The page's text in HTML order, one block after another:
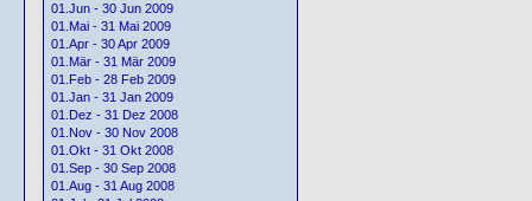
01.Jun - 30 Jun 2009
01.Mai - 31 Mai 2009
01.Apr - 30 Apr 2009
01.Mär - 31 Mär 2009
01.Feb - 28 Feb 2009
01.Jan - 31 Jan 2009
01.Dez - 31 Dez 2008
01.Nov - 30 Nov 2008
01.Okt - 31 Okt 2008
01.Sep - 30 Sep 2008
01.Aug - 31 Aug 2008